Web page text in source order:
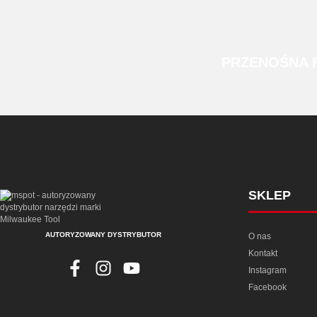
AUTORYZOWANY DYSTRYBUTOR
SKLEP
O nas
Kontakt
Instagram
Facebook